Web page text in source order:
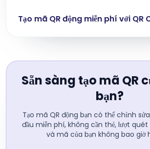
Tạo mã QR động miễn phí với QR
Sẵn sàng tạo mã QR
bạn?
Tạo mã QR động bạn có thể chỉnh
đầu miễn phí, không cần thẻ, lượt quét
và mã của bạn không bao giờ